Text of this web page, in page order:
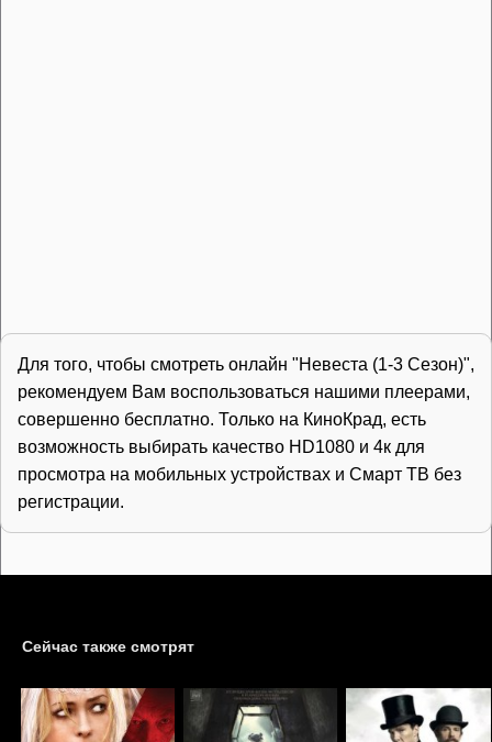
Для того, чтобы смотреть онлайн "Невеста (1-3 Сезон)",
рекомендуем Вам воспользоваться нашими плеерами,
совершенно бесплатно. Только на КиноКрад, есть
возможность выбирать качество HD1080 и 4к для
просмотра на мобильных устройствах и Смарт ТВ без
регистрации.
Сейчас также смотрят